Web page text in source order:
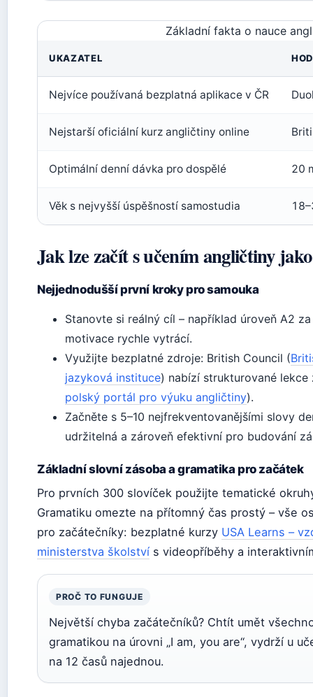
Základní fakta o nauce
UKAZATEL
Nejvíce používaná bezplatná aplikace v ČR
Nejstarší oficiální kurz angličtiny online
Optimální denní dávka pro dospělé 20
Věk s nejvyšší úspěšností samostudia
Jak lze začít s učením angličtiny
Nejjednodušší první kroky pro samouka
Stanovte si reálný cíl – například úroveň A2
motivace rychle vytrácí.
Využijte bezplatné zdroje: British Council (
jazyková instituce) nabízí strukturované
polský portál pro výuku angličtiny).
Začněte s 5–10 nejfrekventovanějšími slovy
udržitelná a zároveň efektivní pro budování
Základní slovní zásoba a gramatika pro začátek
Pro prvních 300 slovíček použijte tematické
Gramatiku omezte na přítomný čas prostý – vše
pro začátečníky: bezplatné kurzy USA Learns –
ministerstva školství s videopříběhy a
PROČ TO FUNGUJE
Největší chyba začátečníků? Chtít umět
gramatikou na úrovni „I am, you are“, vydrží u
na 12 časů najednou.